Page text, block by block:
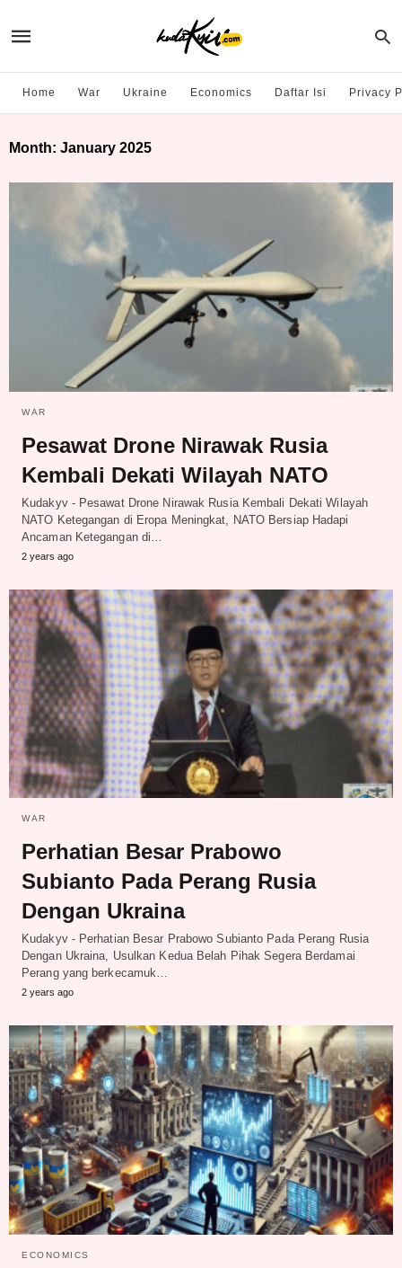
Home War Ukraine Economics Daftar Isi Privacy
Month: January 2025
WAR
Pesawat Drone Nirawak Rusia
Kembali Dekati Wilayah NATO
Kudakyv - Pesawat Drone Nirawak Rusia Kembali Dekati Wilayah
NATO Ketegangan di Eropa Meningkat, NATO Bersiap Hadapi
Ancaman Ketegangan di…
2 years ago
WAR
Perhatian Besar Prabowo
Subianto Pada Perang Rusia
Dengan Ukraina
Kudakyv - Perhatian Besar Prabowo Subianto Pada Perang Rusia
Dengan Ukraina, Usulkan Kedua Belah Pihak Segera Berdamai
Perang yang berkecamuk…
2 years ago
ECONOMICS